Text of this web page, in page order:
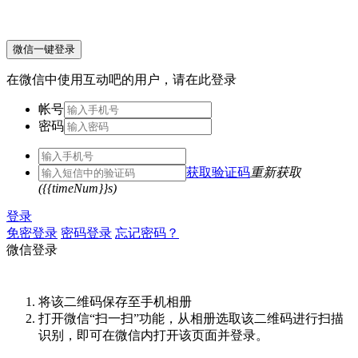
微信一键登录
在微信中使用互动吧的用户，请在此登录
帐号
密码
获取验证码重新获取
({{timeNum}}s)
登录
免密登录 密码登录 忘记密码？
微信登录
将该二维码保存至手机相册
打开微信“扫一扫”功能，从相册选取该二维码进行扫描
识别，即可在微信内打开该页面并登录。